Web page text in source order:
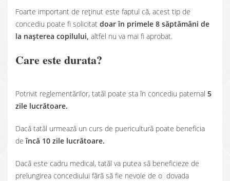
Foarte important de reținut este faptul că, acest tip de
concediu poate fi solicitat doar în primele 8 săptămâni de
la nașterea copilului, altfel nu va mai fi aprobat.
Care este durata?
Potrivit reglementărilor, tatăl poate sta în concediu paternal 5
zile lucrătoare.
Dacă tatăl urmează un curs de puericultură poate beneficia
deîncă 10 zile lucrătoare.
Dacă este cadru medical, tatăl va putea să beneficieze de
prelungirea concediului fără să fie nevoie de o dovada